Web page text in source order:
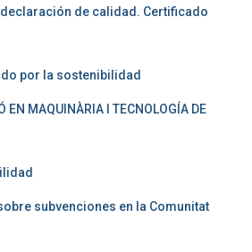
de calidad. Certificado
por la sostenibilidad
EN MAQUINÀRIA I TECNOLOGÍA DE
subvenciones en la Comunitat